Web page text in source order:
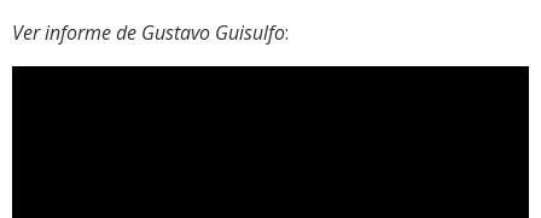
Ver informe de Gustavo Guisulfo: